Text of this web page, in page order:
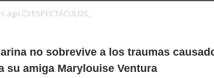
ago ESPECTÁCULOS,
no sobrevive a los traumas
su amiga Marylouise Ventura